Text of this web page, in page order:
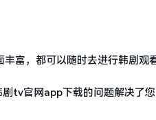
富，都可以随时去进行韩剧观
tv官网app下载的问题解决了您